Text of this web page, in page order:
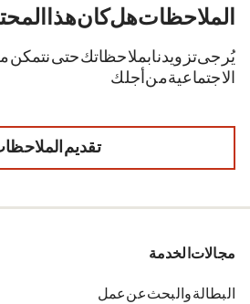
الملاحظات. هل كان هذا
يُرجى تزويدنا بملاحظاتك حتى
الاجتماعية من أجلك.
تقديم
مجالات الخدمة
البطالة والبحث عن عمل